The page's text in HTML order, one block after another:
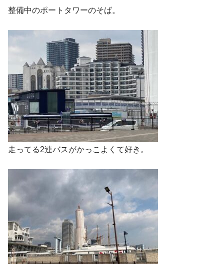
整備中のポートタワーのそば。
走ってる2連バスがかっこよくて好き。